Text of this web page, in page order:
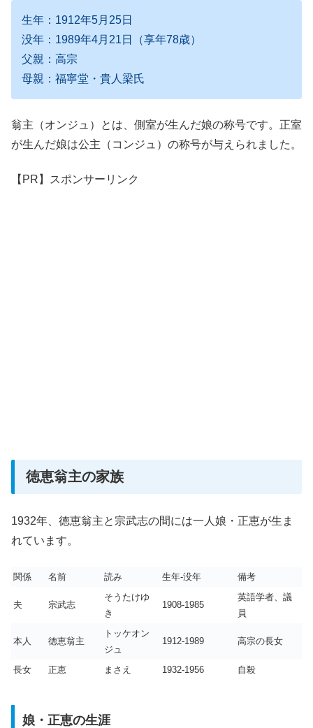
生年：1912年5月25日
没年：1989年4月21日（享年78歳）
父親：高宗
母親：福寧堂・貴人梁氏
翁主（オンジュ）とは、側室が生んだ娘の称号です。正室
が生んだ娘は公主（コンジュ）の称号が与えられました。
【PR】スポンサーリンク
徳恵翁主の家族
1932年、徳恵翁主と宗武志の間には一人娘・正恵が生ま
れています。
関係 名前 読み 生年-没年 備考
夫 宗武志
そうたけゆ
き
1908-1985
英語学者、議
員
本人 徳恵翁主
トッケオン
ジュ
1912-1989 高宗の長女
長女 正恵 まさえ 1932-1956 自殺
娘・正恵の生涯